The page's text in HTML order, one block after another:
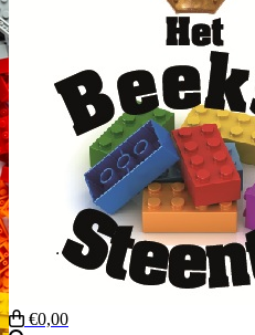
€0,00